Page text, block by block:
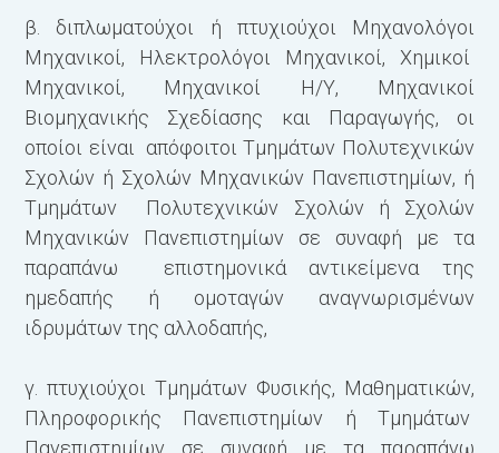
β. διπλωματούχοι ή πτυχιούχοι Μηχανολόγοι
Μηχανικοί, Ηλεκτρολόγοι Μηχανικοί, Χημικοί
Μηχανικοί, Μηχανικοί Η/Υ, Μηχανικοί
Βιομηχανικής Σχεδίασης και Παραγωγής, οι
οποίοι είναι απόφοιτοι Τμημάτων Πολυτεχνικών
Σχολών ή Σχολών Μηχανικών Πανεπιστημίων, ή
Τμημάτων Πολυτεχνικών Σχολών ή Σχολών
Μηχανικών Πανεπιστημίων σε συναφή με τα
παραπάνω επιστημονικά αντικείμενα της
ημεδαπής ή ομοταγών αναγνωρισμένων
ιδρυμάτων της αλλοδαπής,
γ. πτυχιούχοι Τμημάτων Φυσικής, Μαθηματικών,
Πληροφορικής Πανεπιστημίων ή Τμημάτων